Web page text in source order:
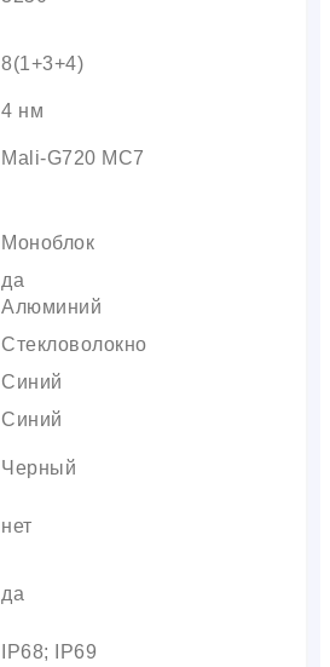
8(1+3+4)
4 нм
Mali-G720 MC7
Моноблок
да
Алюминий
Стекловолокно
Синий
Синий
Черный
нет
да
IP68; IP69